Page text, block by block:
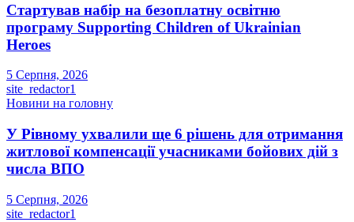
Стартував набір на безоплатну освітню
програму Supporting Children of Ukrainian
Heroes
5 Серпня, 2026
site_redactor1
Новини на головну
У Рівному ухвалили ще 6 рішень для отримання
житлової компенсації учасниками бойових дій з
числа ВПО
5 Серпня, 2026
site_redactor1